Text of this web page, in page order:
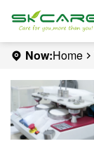
Now:Home